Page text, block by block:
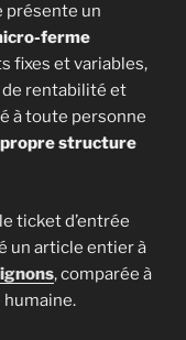
présente un
ferme
fixes et variables,
de rentabilité et
à toute personne
structure
ticket d’entrée
un article entier à
, comparée à